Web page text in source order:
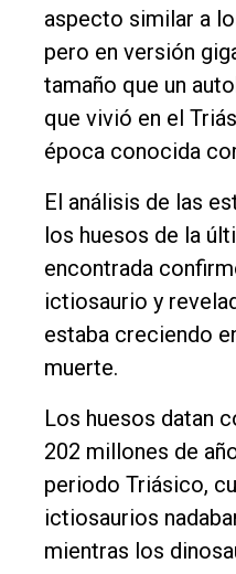
aspecto similar a
pero en versión
tamaño que un
que vivió en el
época conocida
El análisis de las
los huesos de la
encontrada
ictiosaurio y
estaba creciendo
muerte.
Los huesos datan
202 millones de
periodo Triásico,
ictiosaurios
mientras los